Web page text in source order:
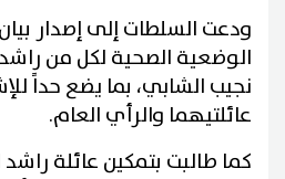
ودعت السلطات إلى إصدار
الوضعية الصحية لكل من
نجيب الشابي، بما يضع حداً
عائلتيهما والرأي العام.
كما طالبت بتمكين عائلة